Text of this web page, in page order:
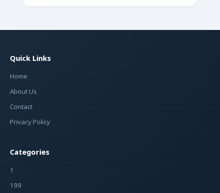
Quick Links
Home
About Us
Contact
Privacy Policy
Categories
1
199